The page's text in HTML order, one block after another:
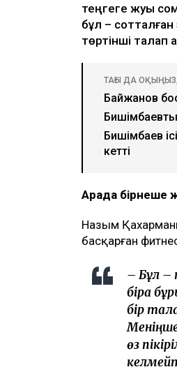
теңгеге жуық
бұл – сотталған
төртінші
ТАҒЫ ДА
Байжанов
Бишімбаев
кетті
Арада бірнеше
Назым
басқарған
– Бұл –
бірақ
бір
өз